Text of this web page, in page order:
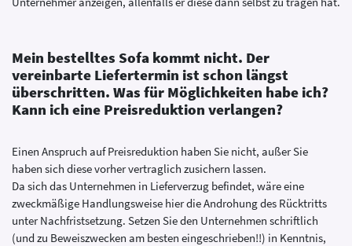
Mein bestelltes Sofa kommt nicht. Der
vereinbarte Liefertermin ist schon längst
überschritten. Was für Möglichkeiten habe ich?
Kann ich eine Preisreduktion verlangen?
Einen Anspruch auf Preisreduktion haben Sie nicht, außer Sie
haben sich diese vorher vertraglich zusichern lassen.
Da sich das Unternehmen in Lieferverzug befindet, wäre eine
zweckmäßige Handlungsweise hier die Androhung des Rücktritts
unter Nachfristsetzung. Setzen Sie den Unternehmen schriftlich
(und zu Beweiszwecken am besten eingeschrieben!!) in Kenntnis,